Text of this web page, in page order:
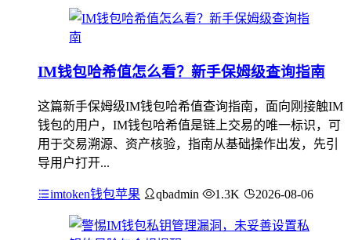
IM钱包哈希值怎么看？新手保姆级查询指南
这篇新手保姆级IM钱包哈希值查询指南，面向刚接触IM
钱包的用户，IM钱包哈希值是链上交易的唯一标识，可
用于交易溯源、资产核验，指南从基础操作出发，先引
导用户打开...
imtoken钱包苹果 qbadmin 1.3K 2026-08-06